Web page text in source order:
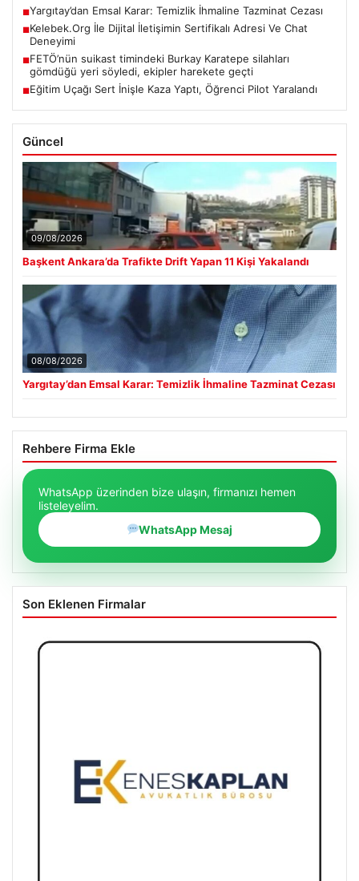
■Yargıtay’dan Emsal Karar: Temizlik İhmaline Tazminat Cezası
■Kelebek.Org İle Dijital İletişimin Sertifikalı Adresi Ve Chat
Deneyimi
■FETÖ’nün suikast timindeki Burkay Karatepe silahları
gömdüğü yeri söyledi, ekipler harekete geçti
■Eğitim Uçağı Sert İnişle Kaza Yaptı, Öğrenci Pilot Yaralandı
Güncel
09/08/2026
Başkent Ankara’da Trafikte Drift Yapan 11 Kişi Yakalandı
08/08/2026
Yargıtay’dan Emsal Karar: Temizlik İhmaline Tazminat Cezası
Rehbere Firma Ekle
WhatsApp üzerinden bize ulaşın, firmanızı hemen
listeleyelim.
WhatsApp Mesaj
Son Eklenen Firmalar